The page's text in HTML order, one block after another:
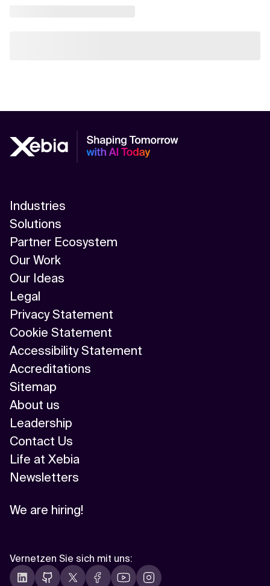
Industries
Solutions
Partner Ecosystem
Our Work
Our Ideas
Legal
Privacy Statement
Cookie Statement
Accessibility Statement
Accreditations
Sitemap
About us
Leadership
Contact Us
Life at Xebia
Newsletters
We are hiring!
Vernetzen Sie sich mit uns: